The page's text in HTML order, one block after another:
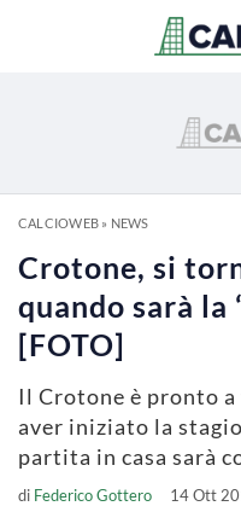
CALCIOWEB» NEWS
Crotone, si
quando sarà la
[FOTO]
Il Crotone è pronto
aver iniziato la
partita in casa sarà
di Federico Gottero 14 Ott